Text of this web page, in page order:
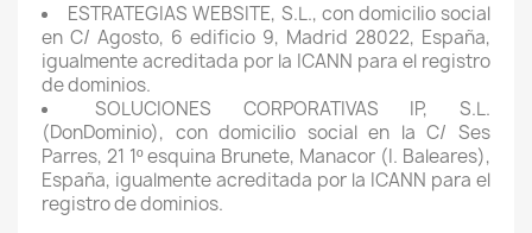
ESTRATEGIAS WEBSITE, S.L., con domicilio social
en C/ Agosto, 6 edificio 9, Madrid 28022, España,
igualmente acreditada por la ICANN para el registro
de dominios.
SOLUCIONES CORPORATIVAS IP, S.L.
(DonDominio), con domicilio social en la C/ Ses
Parres, 21 1º esquina Brunete, Manacor (I. Baleares),
España, igualmente acreditada por la ICANN para el
registro de dominios.